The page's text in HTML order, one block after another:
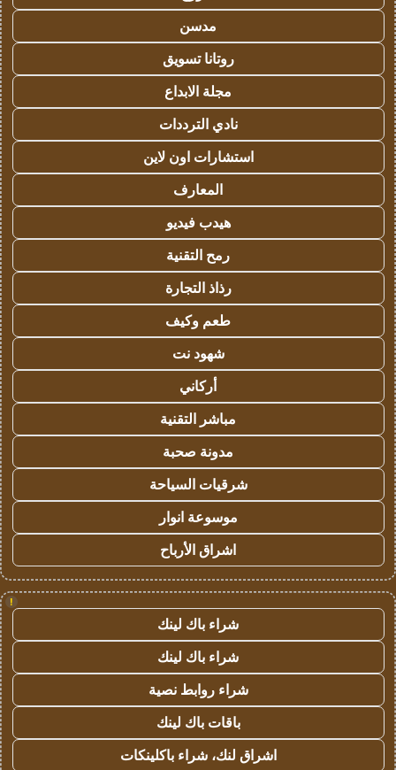
مدسن
روتانا تسويق
مجلة الابداع
نادي الترددات
استشارات اون لاين
المعارف
هيدب فيديو
رمح التقنية
رذاذ التجارة
طعم وكيف
شهود نت
أركاني
مباشر التقنية
مدونة صحبة
شرقيات السياحة
موسوعة انوار
اشراق الأرباح
!
شراء باك لينك
شراء باك لينك
شراء روابط نصية
باقات باك لينك
اشراق لنك، شراء باكلينكات